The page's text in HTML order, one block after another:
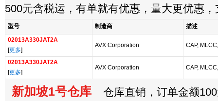
500元含税运，有单就有优惠，量大更优惠
型号 制造商
描述
02013A330JAT2A
[更多]
AVX Corporation CAP,
02013A330JAT2A
[更多]
AVX Corporation CAP,
新加坡1号仓库 仓库直销，订单金额